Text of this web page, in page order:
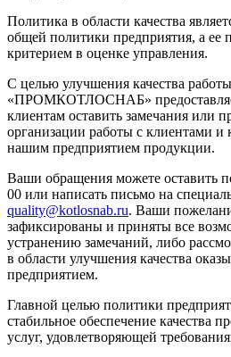
Политика в области качества
общей политики предприятия, а
критерием в оценке управления.
С целью улучшения качества
«ПРОМКОТЛОСНАБ»
клиентам оставить замечания или
организации работы с клиентами и
нашим предприятием продукции.
Ваши обращения можете оставить
00 или написать письмо на
quality@kotlosnab.ru. Ваши
зафиксированы и приняты все
устранению замечаний, либо
в области улучшения качества
предприятием.
Главной целью политики
стабильное обеспечение качества
услуг, удовлетворяющей